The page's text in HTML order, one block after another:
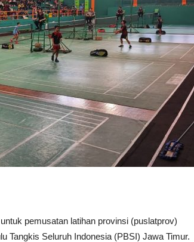
pemusatan latihan provinsi (puslatprov)
Tangkis Seluruh Indonesia (PBSI) Jawa Timur.